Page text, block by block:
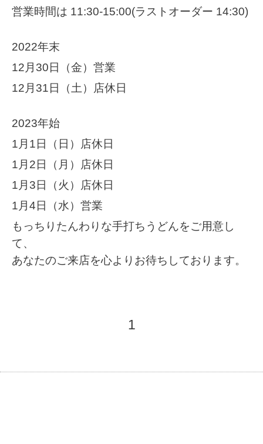
営業時間は 11:30-15:00(ラストオーダー 14:30)
2022年末
12月30日（金）営業
12月31日（土）店休日
2023年始
1月1日（日）店休日
1月2日（月）店休日
1月3日（火）店休日
1月4日（水）営業
もっちりたんわりな手打ちうどんをご用意し
て、
あなたのご来店を心よりお待ちしております。
1